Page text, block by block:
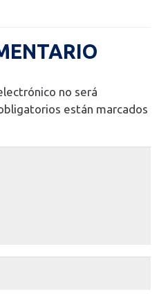
no será
están marcados